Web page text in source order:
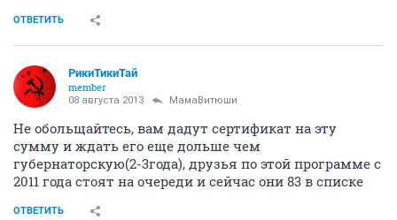
ОТВЕТИТЬ
РикиТикиТай
member
08 августа 2013 МамаВитюши
Не обольщайтесь, вам дадут сертификат на эту
сумму и ждать его еще дольше чем
губернаторскую(2-3года), друзья по этой программе с
2011 года стоят на очереди и сейчас они 83 в списке
ОТВЕТИТЬ